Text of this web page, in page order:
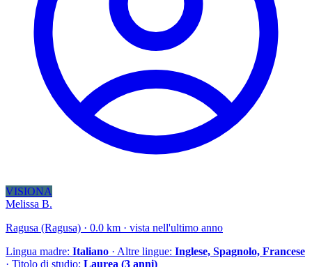
VISIONA
Melissa B.
Ragusa (Ragusa) · 0.0 km · vista nell'ultimo anno
Lingua madre: Italiano · Altre lingue: Inglese, Spagnolo, Francese
· Titolo di studio: Laurea (3 anni)